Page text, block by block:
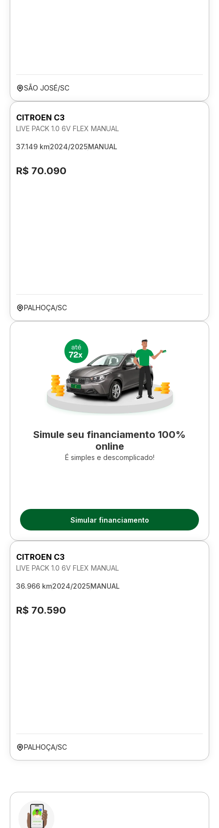
SÃO JOSÉ/SC
CITROEN C3
LIVE PACK 1.0 6V FLEX MANUAL
37.149 km2024/2025MANUAL
R$ 70.090
PALHOÇA/SC
Simule seu financiamento 100%
online
É simples e descomplicado!
Simular financiamento
CITROEN C3
LIVE PACK 1.0 6V FLEX MANUAL
36.966 km2024/2025MANUAL
R$ 70.590
PALHOÇA/SC